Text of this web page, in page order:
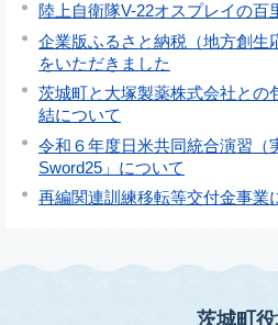
陸上自衛隊V-22オスプレイの百
企業版ふるさと納税（地方創生
をいただきました
茨城町と大塚製薬株式会社との
結について
令和６年度日米共同統合演習
Sword25」について
再編関連訓練移転等交付金事業
茨城町